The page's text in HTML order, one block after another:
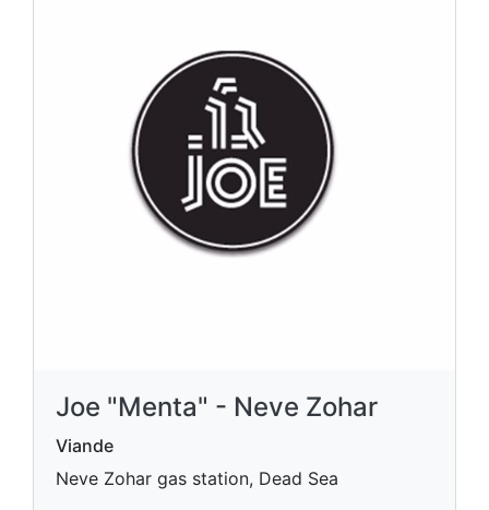
Joe "Menta" - Neve Zohar
Viande
Neve Zohar gas station, Dead Sea